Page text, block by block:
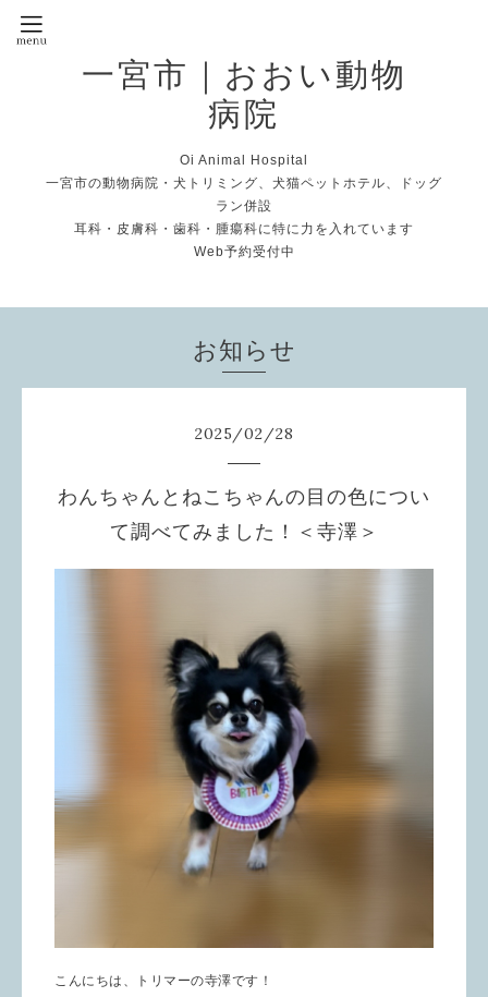
一宮市｜おおい動物
病院
Oi Animal Hospital
一宮市の動物病院・犬トリミング、犬猫ペットホテル、ドッグ
ラン併設
耳科・皮膚科・歯科・腫瘍科に特に力を入れています
Web予約受付中
お知らせ
2025/02/28
わんちゃんとねこちゃんの目の色につい
て調べてみました！＜寺澤＞
こんにちは、トリマーの寺澤です！